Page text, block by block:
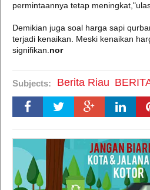
permintaannya tetap
Demikian juga soal harga sapi
terjadi kenaikan. Meski kenaikan
signifikan. nor
Subjects: Berita Riau